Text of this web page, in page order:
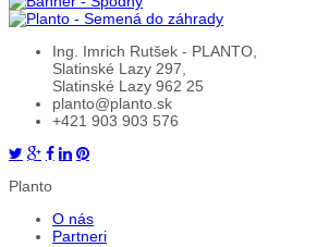
Ing. Imrich Rutšek - PLANTO,
Slatinské Lazy 297,
Slatinské Lazy 962 25
planto@planto.sk
+421 903 903 576
Planto
O nás
Partneri